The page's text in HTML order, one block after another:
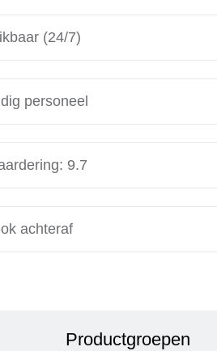
(24/7)
personeel
9.7
achteraf
Productgroepen